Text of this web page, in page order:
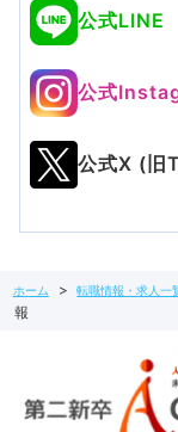
公式LINE
公式
公式X (旧
ホーム 転職情報・求人一
報